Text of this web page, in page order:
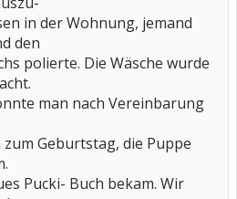
in der Wohnung, jemand
den
polierte. Die Wäsche wurde
man nach Vereinbarung
Geburtstag, die Puppe
Pucki- Buch bekam. Wir